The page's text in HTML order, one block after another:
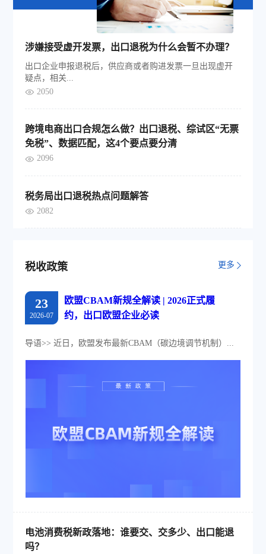
涉嫌接受虚开发票，出口退税为什么会暂不办理？
出口企业申报退税后，供应商或者购进发票一旦出现虚开
疑点，相关...
2050
跨境电商出口合规怎么做？出口退税、综试区“无票
免税”、数据匹配，这4个要点要分清
2096
税务局出口退税热点问题解答
2082
税收政策 更多
23
2026-07
欧盟CBAM新规全解读 | 2026正式履
约，出口欧盟企业必读
导语>> 近日，欧盟发布最新CBAM（碳边境调节机制）...
电池消费税新政落地：谁要交、交多少、出口能退
吗？